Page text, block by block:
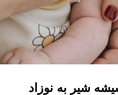
شیر به نوزاد